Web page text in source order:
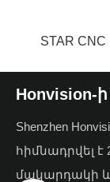
STAR
Honvision-
Shenzhen
հիմնադրվել
մակարդակի և